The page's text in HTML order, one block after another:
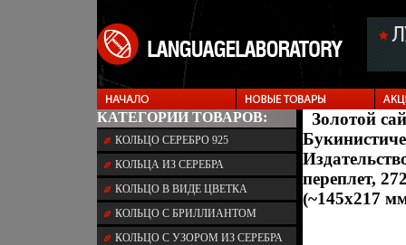
КАТЕГОРИИ ТОВАРОВ:
КОЛЬЦО СЕРЕБРО 925
КОЛЬЦА ИЗ СЕРЕБРА
КОЛЬЦО В ВИДЕ ЦВЕТКА
КОЛЬЦО С БРИЛЛИАНТОМ
КОЛЬЦО С УЗОРОМ ИЗ СЕРЕБРА
Золотой
переплет,
(~145х217